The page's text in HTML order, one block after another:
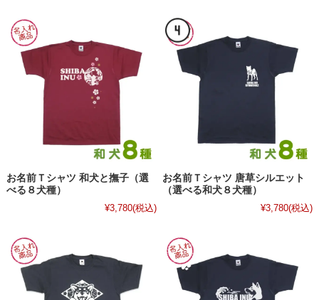
お名前Ｔシャツ 和犬と撫子（選
べる８犬種）
¥3,780(税込)
お名前Ｔシャツ 唐草シルエット
（選べる和犬８犬種）
¥3,780(税込)